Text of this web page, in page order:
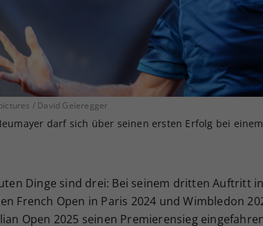
/ David Geieregger
darf sich über seinen ersten Erfolg bei
Dinge sind drei: Bei seinem dritten Auftritt
French Open in Paris 2024 und Wimbledon
Open 2025 seinen Premierensieg